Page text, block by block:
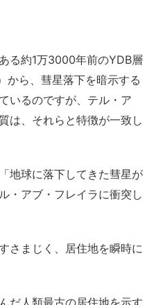
る約1万3000年前のYDB層
から、彗星落下を暗示する
いるのですが、テル・ア
は、それらと特徴が一致し
地球に落下してきた彗星が
・アブ・フレイラに衝突し
さまじく、居住地を瞬時に
だ人類最古の居住地を示す